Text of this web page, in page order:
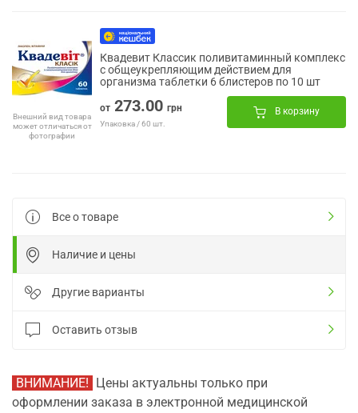
Внешний вид товара
может отличаться от
фотографии
Квадевит Классик поливитаминный комплекс
с общеукрепляющим действием для
организма таблетки 6 блистеров по 10 шт
от 273.00 грн
Упаковка / 60 шт.
В корзину
Все о товаре
Наличие и цены
Другие варианты
Оставить отзыв
ВНИМАНИЕ! Цены актуальны только при
оформлении заказа в электронной медицинской